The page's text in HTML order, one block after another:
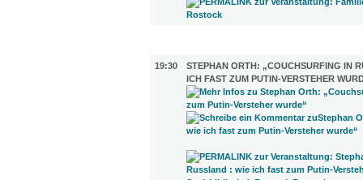
19:30
STEPHAN ORTH: „COUCHSURFING IN
ICH FAST ZUM PUTIN-VERSTEHER